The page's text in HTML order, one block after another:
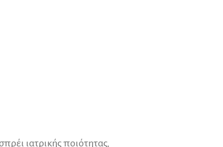
ιατρικής ποιότητας,